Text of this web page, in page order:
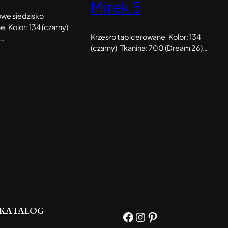
siedzisko
Kolor: 134 (czarny)
Mirek 5
Krzesło tapicerowane Kolor: 134
(czarny) Tkanina: 700 (Dream 26)…
Facebook Instagram Pinterest